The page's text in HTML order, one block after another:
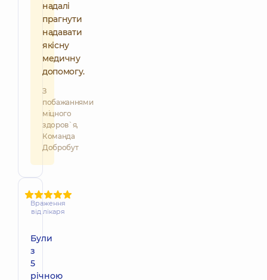
надалі
прагнути
надавати
якісну
медичну
допомогу.
З
побажаннями
міцного
здоров`я,
Команда
Добробут
Враження
від лікаря
Були
з
5
річною